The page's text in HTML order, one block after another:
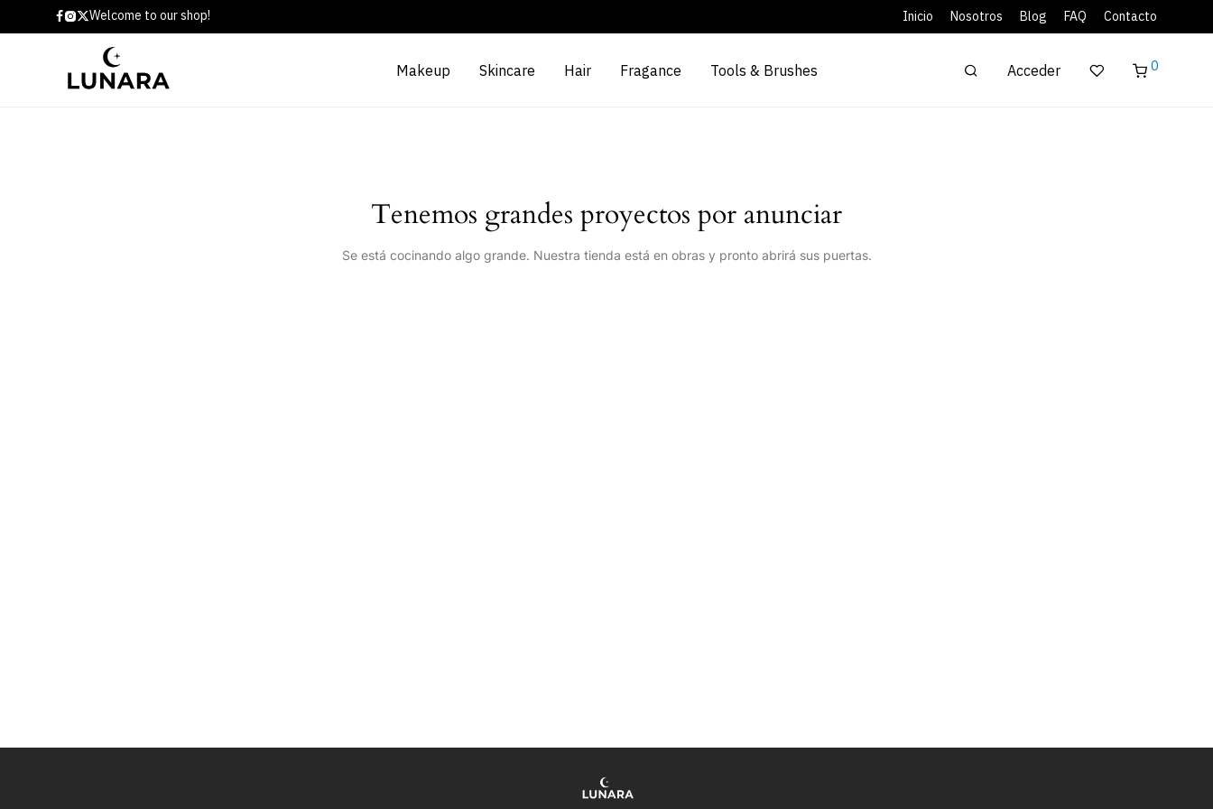
Welcome to our shop! Inicio Nosotros Blog FAQ Contacto
Makeup Skincare Hair Fragance Tools & Brushes Acceder 0
Tenemos grandes proyectos por anunciar
Se está cocinando algo grande. Nuestra tienda está en obras y pronto abrirá sus puertas.